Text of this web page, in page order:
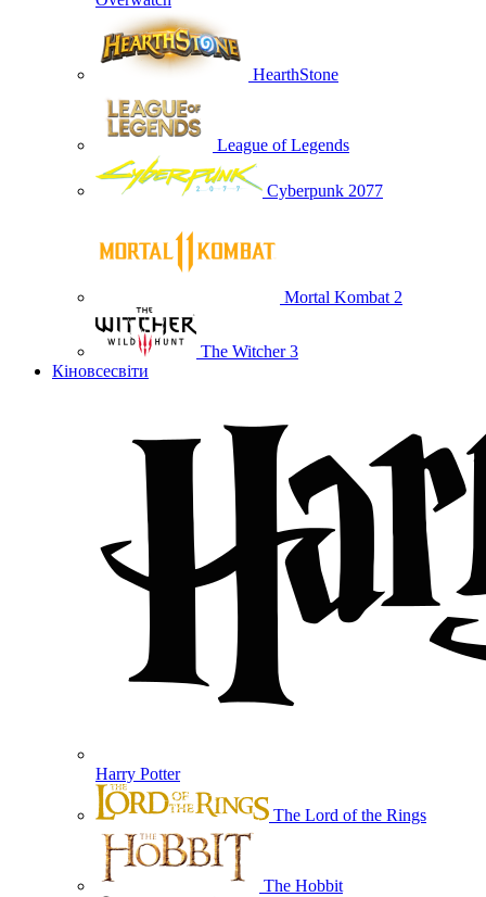
HearthStone
League of Legends
Cyberpunk 2077
Mortal Kombat 2
The Witcher 3
Кіновсесвіти
Harry Potter
The Lord of the Rings
The Hobbit